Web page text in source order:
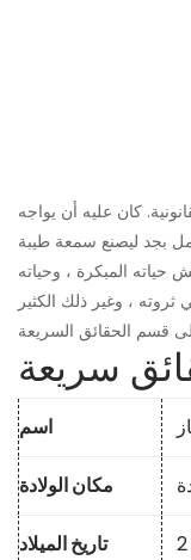
كان عليه أن يواجه
حياته المبكرة ، وحياته
اسم
مكان الولادة
تاريخ الميلاد